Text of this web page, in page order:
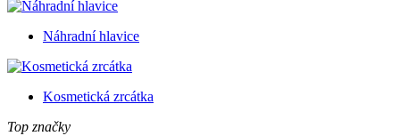
Náhradní hlavice
Kosmetická zrcátka
Top značky